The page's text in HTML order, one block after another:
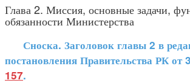
Глава 2. Миссия, основные задачи,
обязанности Министерства
Сноска. Заголовок главы 2 в
постановления Правительства РК от
157.